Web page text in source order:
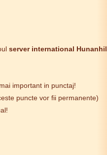
server international Hunanhil
important in punctaj!
puncte vor fii permanente)